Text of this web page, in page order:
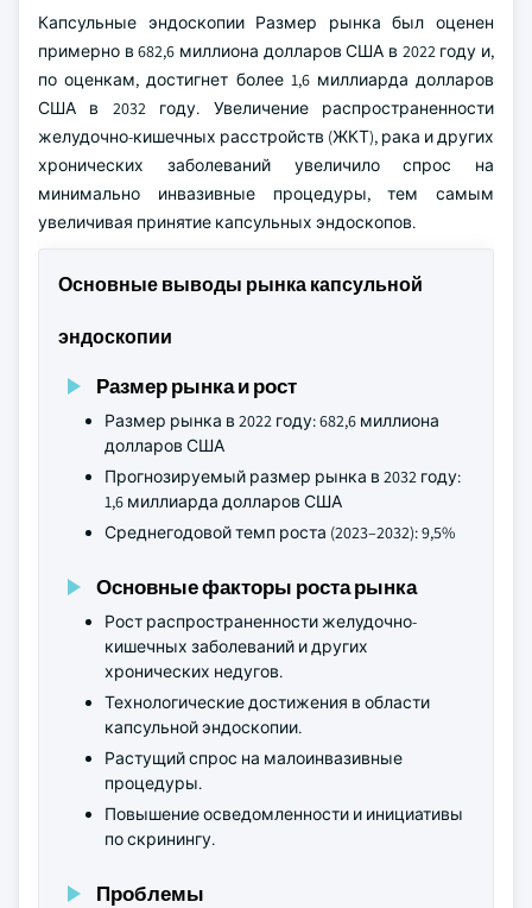
Капсульные эндоскопии Размер рынка был оценен
примерно в 682,6 миллиона долларов США в 2022 году и,
по оценкам, достигнет более 1,6 миллиарда долларов
США в 2032 году. Увеличение распространенности
желудочно-кишечных расстройств (ЖКТ), рака и других
хронических заболеваний увеличило спрос на
минимально инвазивные процедуры, тем самым
увеличивая принятие капсульных эндоскопов.
Основные выводы рынка капсульной
эндоскопии
Размер рынка и рост
Размер рынка в 2022 году: 682,6 миллиона
долларов США
Прогнозируемый размер рынка в 2032 году:
1,6 миллиарда долларов США
Среднегодовой темп роста (2023–2032): 9,5%
Основные факторы роста рынка
Рост распространенности желудочно-
кишечных заболеваний и других
хронических недугов.
Технологические достижения в области
капсульной эндоскопии.
Растущий спрос на малоинвазивные
процедуры.
Повышение осведомленности и инициативы
по скринингу.
Проблемы